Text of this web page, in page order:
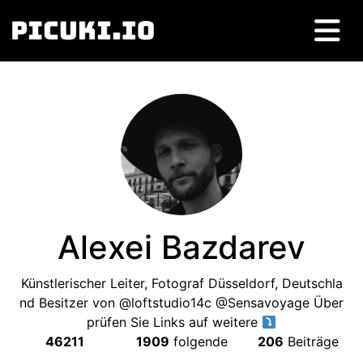
Alexei Bazdarev
Künstlerischer Leiter, Fotograf Düsseldorf, Deutschla
nd Besitzer von @loftstudio14c @Sensavoyage Über
prüfen Sie Links auf weitere
46211
1909 folgende 206 Beiträge